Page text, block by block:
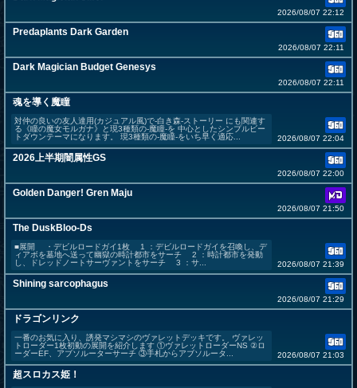
2026/08/07 22:12
Predaplants Dark Garden
2026/08/07 22:11
Dark Magician Budget Genesys
2026/08/07 22:11
魂を導く魔瞳
対仲の良いの友人達用(カジュアル風)で-白き森-ストーリー にも関連す
る《瞳の魔女モルガナ》と現3種類の-魔瞳-を 中心としたシンプルビー
トダウンテーマになります。 現3種類の-魔瞳-をいち早く適応...
2026/08/07 22:04
2026上半期闇属性GS
2026/08/07 22:00
Golden Danger! Gren Maju
2026/08/07 21:50
The DuskBloo-Ds
■展開 ・デビルロードガイ1枚 1 ：デビルロードガイを召喚し、デ
ィアボを墓地へ送って幽獄の時計都市をサーチ 2 ：時計都市を発動
し、ドレッドノートサーヴァントをサーチ 3 ：サ...
2026/08/07 21:39
Shining sarcophagus
2026/08/07 21:29
ドラゴンリンク
一番のお気に入り、誘発マシマシのヴァレットデッキです。 ヴァレッ
トローダー1枚初動の展開を紹介します ①ヴァレットローダーNS ②ロ
ーダーEF、アブソルーターサーチ ③手札からアブソルータ...
2026/08/07 21:03
超スロカス姫！